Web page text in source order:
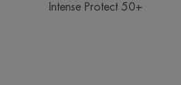
Intense Protect 50+